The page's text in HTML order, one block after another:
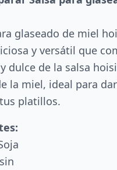
glaseado de miel
y versátil que
dulce de la salsa
la miel, ideal para
platillos.